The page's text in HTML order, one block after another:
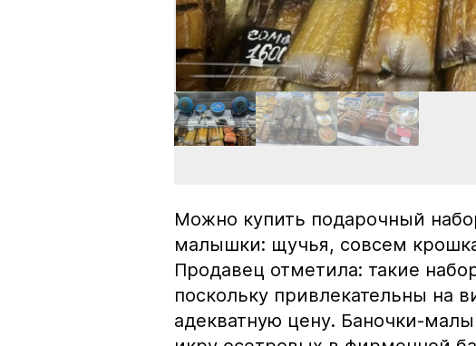
Можно купить подарочный
малышки: щучья, совсем
Продавец отметила: такие
поскольку привлекательны на
адекватную цену. Баночки-